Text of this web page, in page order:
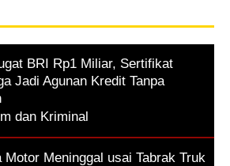
BRI Rp1 Miliar, Sertifikat
Jadi Agunan Kredit Tanpa
dan Kriminal
Motor Meninggal usai Tabrak Truk